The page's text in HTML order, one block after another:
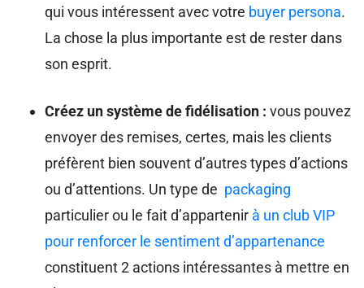
qui vous intéressent avec votre buyer persona.
La chose la plus importante est de rester dans
son esprit.
Créez un système de fidélisation : vous pouvez
envoyer des remises, certes, mais les clients
préfèrent bien souvent d’autres types d’actions
ou d’attentions. Un type de packaging
particulier ou le fait d’appartenir à un club VIP
pour renforcer le sentiment d’appartenance
constituent 2 actions intéressantes à mettre en